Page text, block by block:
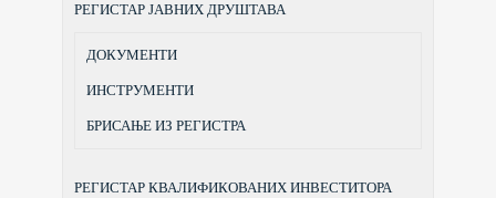
РЕГИСТАР ЈАВНИХ ДРУШТАВА
ДОКУМЕНТИ
ИНСТРУМЕНТИ
БРИСАЊЕ ИЗ РЕГИСТРА
РЕГИСТАР КВАЛИФИКОВАНИХ ИНВЕСТИТОРА